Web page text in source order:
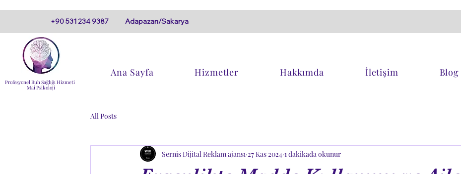
+90 531 234 9387 Adapazarı/Sakarya
Mai Psikoloji
Profesyonel Ruh Sağlığı Hizmeti
Ana Sayfa Hizmetler Hakkımda İletişim Blog
All Posts
Sernis Dijital Reklam ajansı 27 Kas 2024 1 dakikada okunur